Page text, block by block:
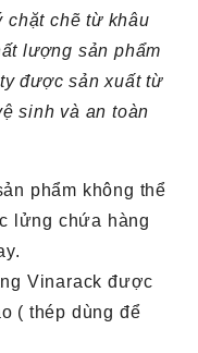
chặt chẽ từ khâu
lượng sản phẩm
được sản xuất từ
sinh và an toàn
phẩm không thể
lửng chứa hàng
Vinarack được
( thép dùng để